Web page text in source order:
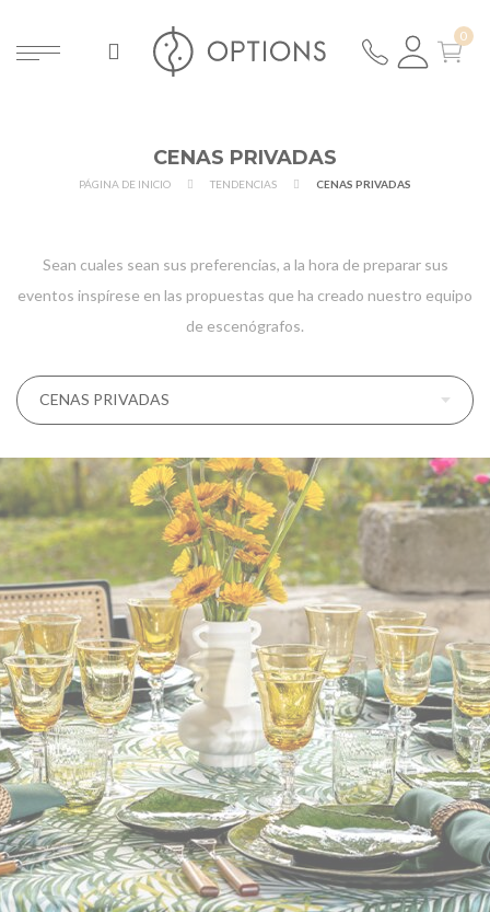
CENAS PRIVADAS
PÁGINA DE INICIO TENDENCIAS CENAS PRIVADAS
Sean cuales sean sus preferencias, a la hora de preparar sus
eventos inspírese en las propuestas que ha creado nuestro equipo
de escenógrafos.